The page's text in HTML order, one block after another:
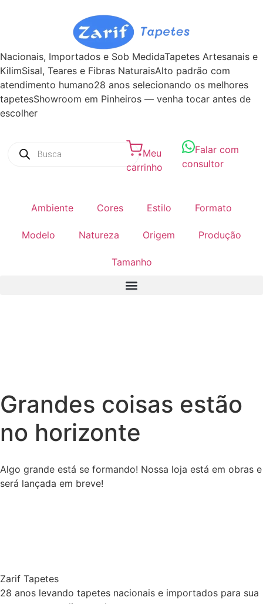
Nacionais, Importados e Sob MedidaTapetes Artesanais e
KilimSisal, Teares e Fibras NaturaisAlto padrão com
atendimento humano28 anos selecionando os melhores
tapetesShowroom em Pinheiros — venha tocar antes de
escolher
Meu
carrinho
Falar com
consultor
Ambiente Cores Estilo Formato
Modelo Natureza Origem Produção
Tamanho
Grandes coisas estão
no horizonte
Algo grande está se formando! Nossa loja está em obras e
será lançada em breve!
Zarif Tapetes
28 anos levando tapetes nacionais e importados para sua